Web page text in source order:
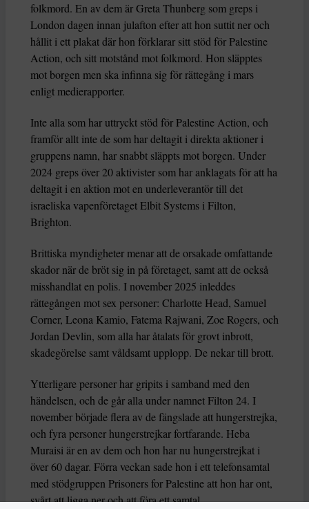
folkmord. En av dem är Greta Thunberg som greps i
London dagen innan julafton efter att hon suttit ner och
hållit i ett plakat där hon förklarar sitt stöd för Palestine
Action, och sitt motstånd mot folkmord. Hon släpptes
mot borgen men ska infinna sig för rättegång i mars
enligt medierapporter.
Inte alla som har uttryckt stöd för Palestine Action, och
framför allt inte de som har deltagit i direkta aktioner i
gruppens namn, har snabbt släppts mot borgen. Under
2024 greps över 20 aktivister som har anklagats för att ha
deltagit i en aktion mot en underleverantör till det
israeliska vapenföretaget Elbit Systems i Filton,
Brighton.
Brittiska myndigheter menar att de orsakade omfattande
skador när de bröt sig in på företaget, samt att de också
misshandlat en polis. I november 2025 inleddes
rättegången mot sex personer: Charlotte Head, Samuel
Corner, Leona Kamio, Fatema Rajwani, Zoe Rogers, och
Jordan Devlin, som alla har åtalats för grovt inbrott,
skadegörelse samt våldsamt upplopp. De nekar till brott.
Ytterligare personer har gripits i samband med den
händelsen, och de går alla under namnet Filton 24. I
november började flera av de fängslade att hungerstrejka,
och fyra personer hungerstrejkar fortfarande. Heba
Muraisi är en av dem och hon har nu hungerstrejkat i
över 60 dagar. Förra veckan sade hon i ett telefonsamtal
med stödgruppen Prisoners for Palestine att hon har ont,
svårt att ligga ner och att föra ett samtal.